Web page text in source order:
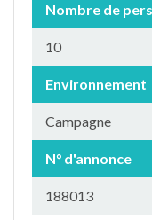
Nombre de
10
Environnement
Campagne
N° d'annonce
188013